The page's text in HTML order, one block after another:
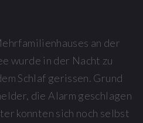
an der
wurde in der Nacht zu
Schlaf gerissen. Grund
die Alarm geschlagen
konnten sich noch selbst